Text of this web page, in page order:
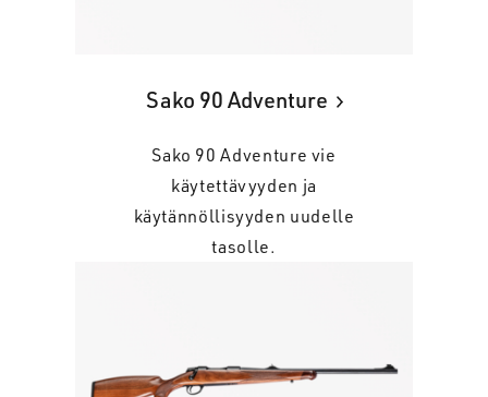
Sako 90 Adventure
Sako 90 Adventure vie
käytettävyyden ja
käytännöllisyyden uudelle
tasolle.